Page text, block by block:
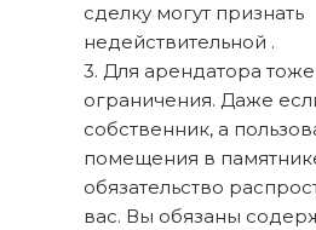
сделку могут признать
недействительной .
3. Для арендатора тоже
ограничения. Даже
собственник, а
помещения в
обязательство
вас. Вы обязаны